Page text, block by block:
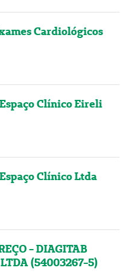
Cardiológicos
Clínico Eireli
Clínico Ltda
- DIAGITAB
(54003267-5)